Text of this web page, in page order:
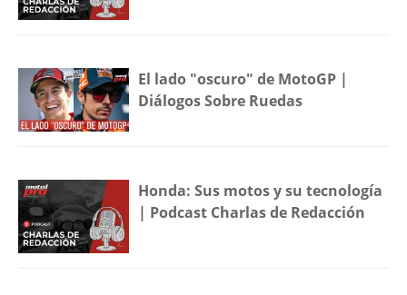
El lado "oscuro" de MotoGP |
Diálogos Sobre Ruedas
Honda: Sus motos y su tecnología
| Podcast Charlas de Redacción